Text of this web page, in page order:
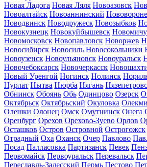
Новая Ладога Новая Ляля Новоазовск
Новоалтайск Новоаннинский
Новодвинск Новодружеск Новозыбков
Новокузнецк Новокуйбышевск
Новомосковск Новопавловск Новоржев
Новосибирск Новосиль Новосокольники
Новоузенск Новоульяновск Новоуральск
Новочебоксарск Новочеркасск
Новый Уренгой Ногинск Нолинск
Нурлат Нытва Нюрба Нягань
Обнинск Обоянь Обь Одинцово Озерск
Октябрьск Октябрьский Окуловка
Олешки Олонец Омск Омутнинск Онега
Оренбург Орехов Орехово-Зуево Орлов
Осташков Остров Островной Острогожск
Отрадный Оха Оханск Очер Павлово
Посад Палласовка Партизанск Певек
Первомайск Первоуральск Перевальск
Переславль-Залесский Пермь Пестово